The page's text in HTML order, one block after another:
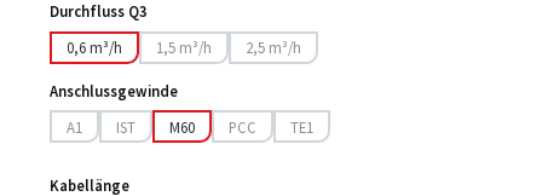
Durchfluss Q3
0,6 m³/h
1,5 m³/h
(Diese Option ist zurzeit nicht verfügbar.)
2,5 m³/h
(Diese Option ist zurzeit nicht verfügbar.)
Anschlussgewinde
A1
(Diese Option ist zurzeit nicht verfügbar.)
IST
(Diese Option ist zurzeit nicht verfügbar.)
M60 PCC
(Diese Option ist zurzeit nicht verfügbar.)
TE1
(Diese Option ist zurzeit nicht verfügbar.)
Kabellänge